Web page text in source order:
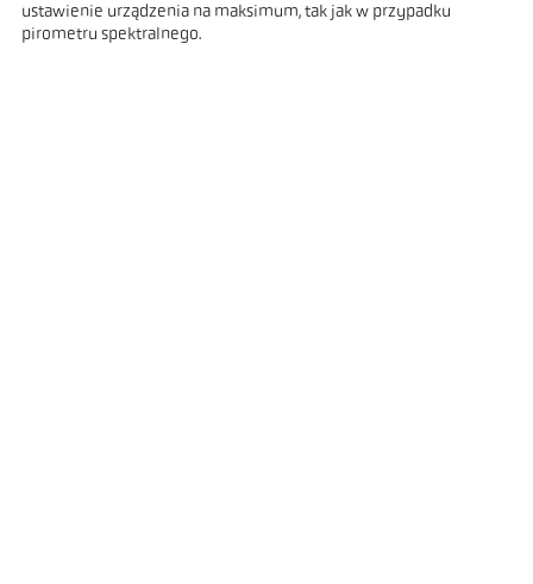
ustawienie urządzenia na maksimum, tak jak w przypadku
pirometru spektralnego.